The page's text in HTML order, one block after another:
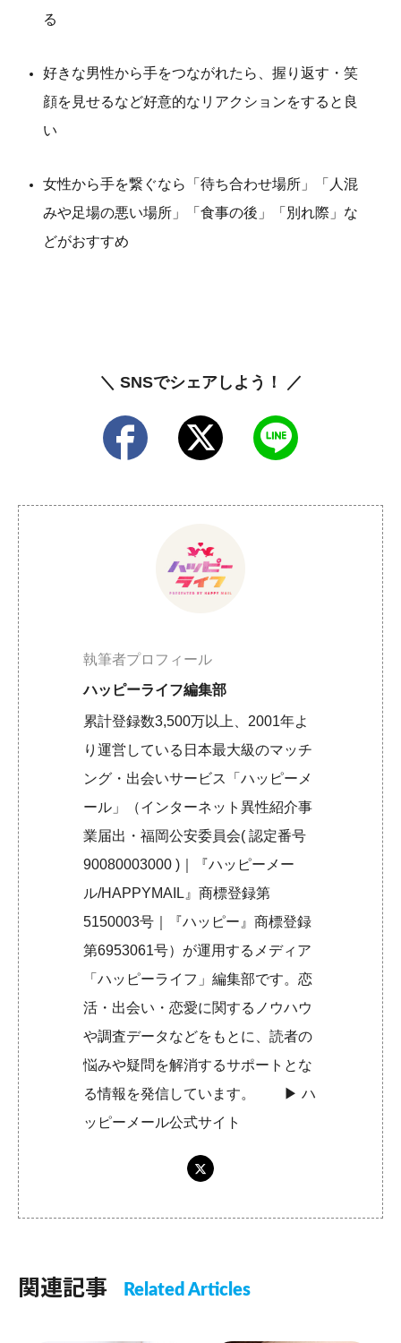
る
好きな男性から手をつながれたら、握り返す・笑
顔を見せるなど好意的なリアクションをすると良
い
女性から手を繋ぐなら「待ち合わせ場所」「人混
みや足場の悪い場所」「食事の後」「別れ際」な
どがおすすめ
＼ SNSでシェアしよう！ ／
執筆者プロフィール
ハッピーライフ編集部
累計登録数3,500万以上、2001年よ
り運営している日本最大級のマッチ
ング・出会いサービス「ハッピーメ
ール」（インターネット異性紹介事
業届出・福岡公安委員会( 認定番号
90080003000 )｜『ハッピーメー
ル/HAPPYMAIL』商標登録第
5150003号｜『ハッピー』商標登録
第6953061号）が運用するメディア
「ハッピーライフ」編集部です。恋
活・出会い・恋愛に関するノウハウ
や調査データなどをもとに、読者の
悩みや疑問を解消するサポートとな
る情報を発信しています。 ▶︎ハ
ッピーメール公式サイト
関連記事 Related Articles